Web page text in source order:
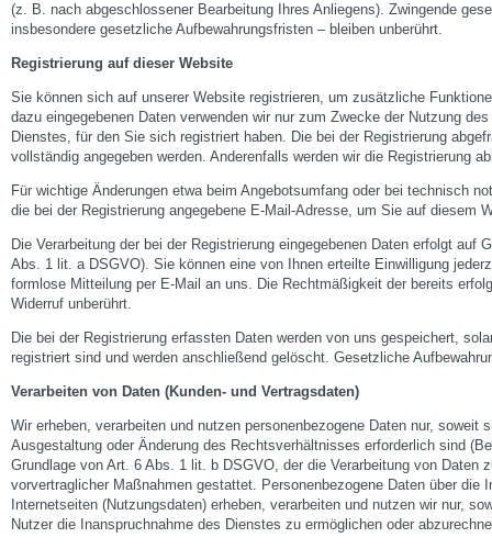
(z. B. nach abgeschlossener Bearbeitung Ihres Anliegens). Zwingende
insbesondere gesetzliche Aufbewahrungsfristen – bleiben unberührt.
Registrierung auf dieser Website
Sie können sich auf unserer Website registrieren, um zusätzliche
dazu eingegebenen Daten verwenden wir nur zum Zwecke der Nutzung
Dienstes, für den Sie sich registriert haben. Die bei der Registrierung
vollständig angegeben werden. Anderenfalls werden wir die Registrierung
Für wichtige Änderungen etwa beim Angebotsumfang oder bei technisch
die bei der Registrierung angegebene E-Mail-Adresse, um Sie auf diesem
Die Verarbeitung der bei der Registrierung eingegebenen Daten erfolgt auf
Abs. 1 lit. a DSGVO). Sie können eine von Ihnen erteilte Einwilligung
formlose Mitteilung per E-Mail an uns. Die Rechtmäßigkeit der bereits
Widerruf unberührt.
Die bei der Registrierung erfassten Daten werden von uns gespeichert,
registriert sind und werden anschließend gelöscht. Gesetzliche
Verarbeiten von Daten (Kunden- und Vertragsdaten)
Wir erheben, verarbeiten und nutzen personenbezogene Daten nur, soweit
Ausgestaltung oder Änderung des Rechtsverhältnisses erforderlich sind
Grundlage von Art. 6 Abs. 1 lit. b DSGVO, der die Verarbeitung von Daten
vorvertraglicher Maßnahmen gestattet. Personenbezogene Daten über die
Internetseiten (Nutzungsdaten) erheben, verarbeiten und nutzen wir nur,
Nutzer die Inanspruchnahme des Dienstes zu ermöglichen oder